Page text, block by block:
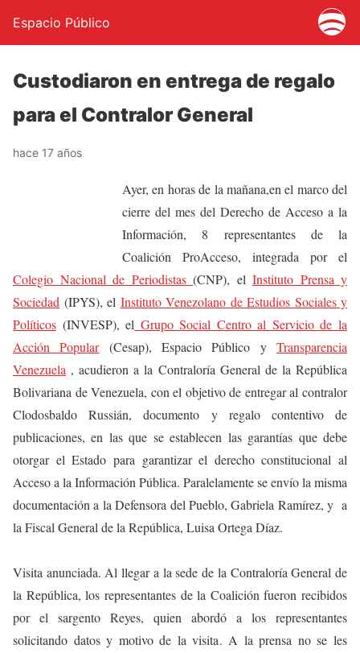
Espacio Público
Custodiaron en entrega de regalo
para el Contralor General
hace 17 años
Ayer, en horas de la mañana,en el marco del
cierre del mes del Derecho de Acceso a la
Información, 8 representantes de la
Coalición ProAcceso, integrada por el
Colegio Nacional de Periodistas (CNP), el Instituto Prensa y
Sociedad (IPYS), el Instituto Venezolano de Estudios Sociales y
Políticos (INVESP), el Grupo Social Centro al Servicio de la
Acción Popular(Cesap), Espacio Público yTransparencia
Venezuela , acudieron a la Contraloría General de la República
Bolivariana de Venezuela, con el objetivo de entregar al contralor
Clodosbaldo Russián, documento y regalo contentivo de
publicaciones, en las que se establecen las garantías que debe
otorgar el Estado para garantizar el derecho constitucional al
Acceso a la Información Pública. Paralelamente se envío la misma
documentación a la Defensora del Pueblo, Gabriela Ramírez, y a
la Fiscal General de la República, Luisa Ortega Díaz.
Visita anunciada. Al llegar a la sede de la Contraloría General de
la República, los representantes de la Coalición fueron recibidos
por el sargento Reyes, quien abordó a los representantes
solicitando datos y motivo de la visita. A la prensa no se les